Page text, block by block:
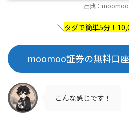
出典：
＼タダで簡単5分！
moomoo証券の無料口
こんな感じです！